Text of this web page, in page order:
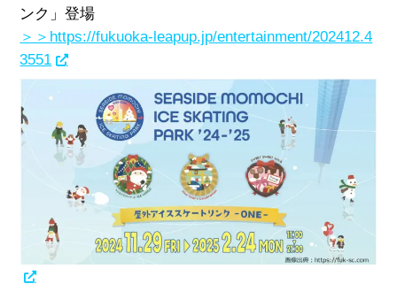
ンク」登場
＞＞https://fukuoka-leapup.jp/entertainment/202412.4
3551